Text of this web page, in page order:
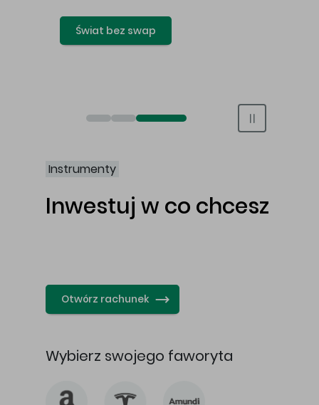
Świat bez swap
Otwórz rachunek maklerski online
Otwórz konto IKE/IKZE
Świat bez swap i prowizji
Instrumenty
Inwestuj w co chcesz
Otwórz rachunek
Wybierz swojego faworyta